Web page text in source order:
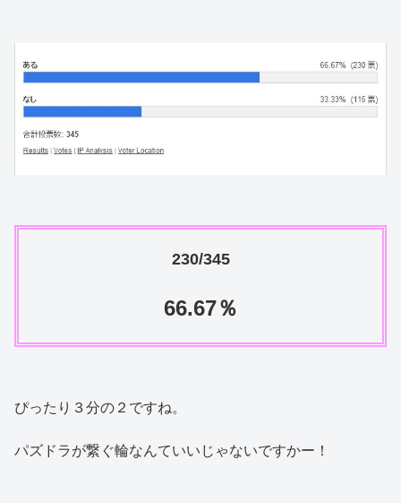
230/345
66.67％
ぴったり３分の２ですね。
パズドラが繋ぐ輪なんていいじゃないですかー！